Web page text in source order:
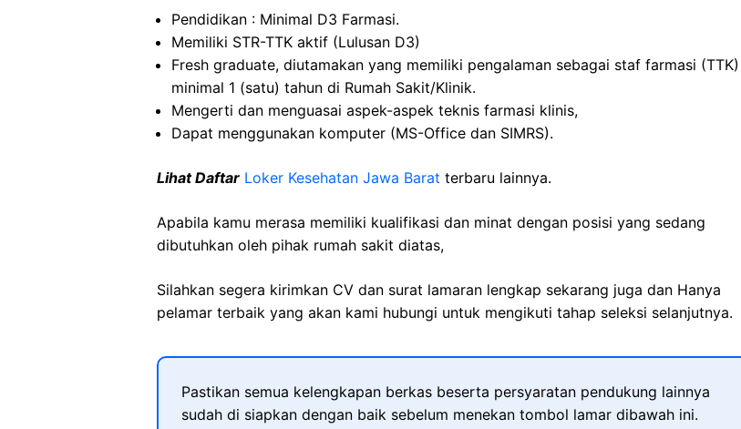
Pendidikan : Minimal D3 Farmasi.
Memiliki STR-TTK aktif (Lulusan D3)
Fresh graduate, diutamakan yang memiliki pengalaman sebagai staf farmasi (TTK)
minimal 1 (satu) tahun di Rumah Sakit/Klinik.
Mengerti dan menguasai aspek-aspek teknis farmasi klinis,
Dapat menggunakan komputer (MS-Office dan SIMRS).
Lihat Daftar Loker Kesehatan Jawa Barat terbaru lainnya.
Apabila kamu merasa memiliki kualifikasi dan minat dengan posisi yang sedang
dibutuhkan oleh pihak rumah sakit diatas,
Silahkan segera kirimkan CV dan surat lamaran lengkap sekarang juga dan Hanya
pelamar terbaik yang akan kami hubungi untuk mengikuti tahap seleksi selanjutnya.
Pastikan semua kelengkapan berkas beserta persyaratan pendukung lainnya
sudah di siapkan dengan baik sebelum menekan tombol lamar dibawah ini.